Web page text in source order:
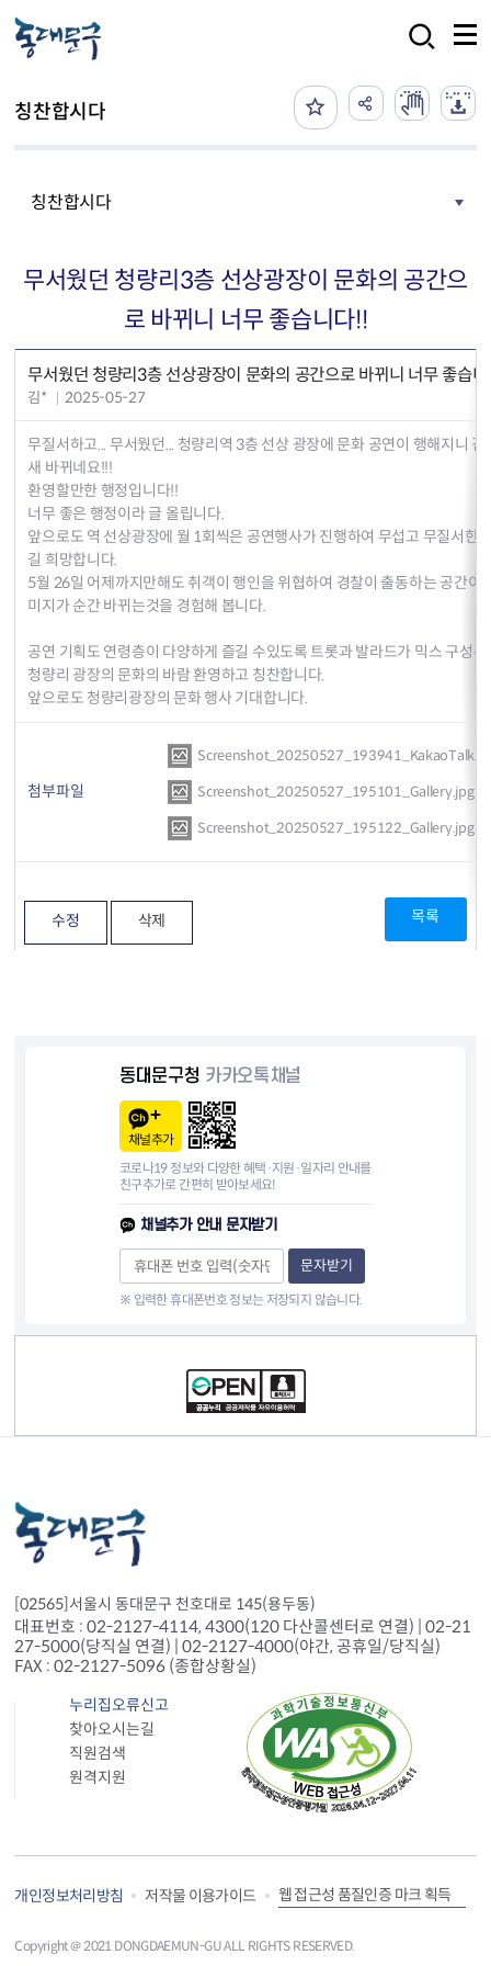
칭찬합시다
칭찬합시다
무서웠던 청량리3층 선상광장이 문화의 공간으
로 바뀌니 너무 좋습니다!!
무서웠던 청량리3층 선상광장이 문화의 공간으로 바뀌니 너무 좋습
김* 2025-05-27
무질서하고... 무서웠던... 청량리역 3층 선상 광장에 문화 공연이 행해지니
새 바뀌네요!!!
환영할만한 행정입니다!!
너무 좋은 행정이라 글 올립니다.
앞으로도 역 선상광장에 월 1회씩은 공연행사가 진행하여 무섭고 무질서한
길 희망합니다.
5월 26일 어제까지만해도 취객이 행인을 위협하여 경찰이 출동하는 공간이
미지가 순간 바뀌는것을 경험해 봅니다.
공연 기획도 연령층이 다양하게 즐길 수있도록 트롯과 발라드가 믹스 구성
청량리 광장의 문화의 바람 환영하고 칭찬합니다.
앞으로도 청량리광장의 문화 행사 기대합니다.
첨부파일 Screenshot_20250527_195101_Gallery.jpg
Screenshot_20250527_195122_Gallery.jpg
수정 삭제 목록
동대문구청 카카오톡채널
채널추가
코로나19 정보와 다양한 혜택·지원·일자리 안내를
친구추가로 간편히 받아보세요!
채널추가 안내 문자받기
문자받기
※ 입력한 휴대폰번호 정보는 저장되지 않습니다.
[02565]서울시 동대문구 천호대로 145(용두동)
대표번호 : 02-2127-4114, 4300(120 다산콜센터로 연결) | 02-21
27-5000(당직실 연결) | 02-2127-4000(야간, 공휴일/당직실)
FAX : 02-2127-5096 (종합상황실)
누리집오류신고
찾아오시는길
직원검색
원격지원
개인정보처리방침 저작물 이용가이드 웹 접근성 품질인증 마크 획득
Copyright＠ 2021 DONGDAEMUN-GU ALL RIGHTS RESERVED.